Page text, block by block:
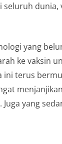
yang
ke vaksin
terus
yang